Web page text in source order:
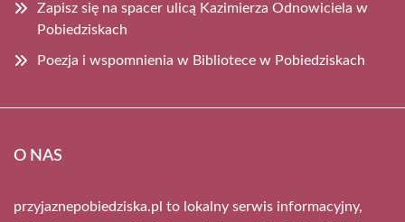
Zapisz się na spacer ulicą Kazimierza Odnowiciela w
Pobiedziskach
Poezja i wspomnienia w Bibliotece w Pobiedziskach
O NAS
przyjaznepobiedziska.pl to lokalny serwis informacyjny,